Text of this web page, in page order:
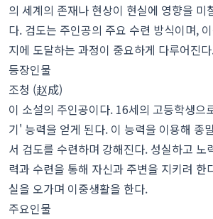
의 세계의 존재나 현상이 현실에 영향을 미
다. 검도는 주인공의 주요 수련 방식이며,
지에 도달하는 과정이 중요하게 다루어진
등장인물
조청 (赵成)
이 소설의 주인공이다. 16세의 고등학생으
기' 능력을 얻게 된다. 이 능력을 이용해 종
서 검도를 수련하며 강해진다. 성실하고 노
력과 수련을 통해 자신과 주변을 지키려 한
실을 오가며 이중생활을 한다.
주요인물